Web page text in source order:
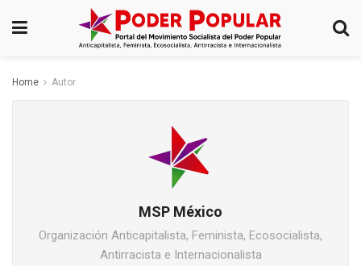
Home Autor
MSP México
Organización Anticapitalista, Feminista, Ecosocialista,
Antirracista e Internacionalista